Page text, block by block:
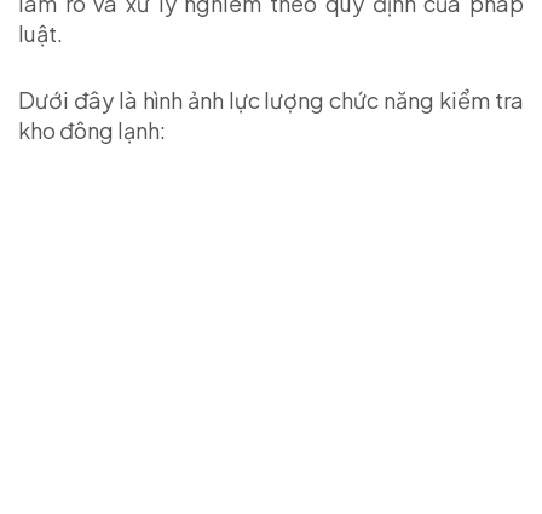
luật.
Dưới đây là hình ảnh lực lượng chức năng kiểm tra
kho đông lạnh: